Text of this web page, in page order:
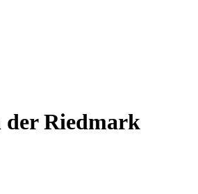
der Riedmark